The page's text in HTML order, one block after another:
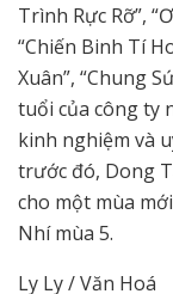
Trình Rực Rỡ”,
“Chiến Binh Tí
Xuân”, “Chung
tuổi của công ty
kinh nghiệm và
trước đó, Dong
cho một mùa
Nhí mùa 5.
Ly Ly / Văn Hoá